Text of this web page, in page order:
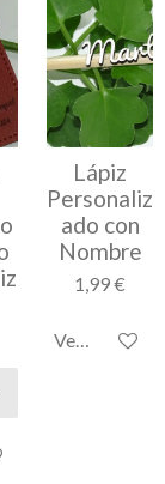
Lápiz
Personaliz
ado con
Nombre
1,99 €
Ver detalles